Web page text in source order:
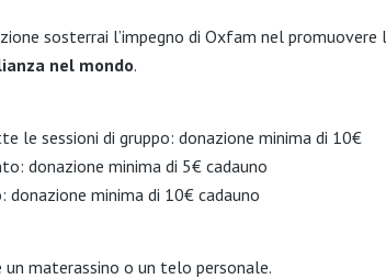
sosterrai l’impegno di Oxfam nel promuovere
nel mondo.
le sessioni di gruppo: donazione minima di 10€
donazione minima di 5€ cadauno
donazione minima di 10€ cadauno
un materassino o un telo personale.